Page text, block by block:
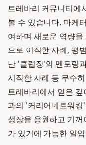
트레바리 커뮤니티에
볼 수 있습니다. 마케
여하며 새로운 역량
으로 이직한 사례, 평
난 '클럽장'의 멘토링
시작한 사례 등 무수
트레바리에서 얻은
과의 '커리어네트워
성장을 응원하고 기
가 있기에 가능한 일